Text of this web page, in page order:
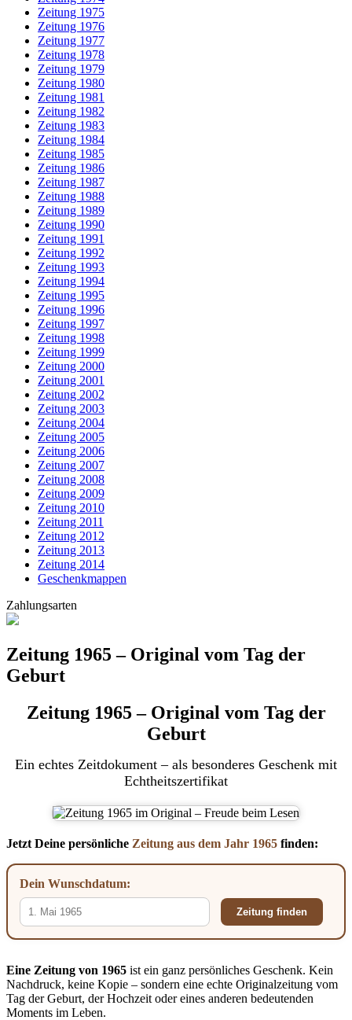
Zeitung 1975
Zeitung 1976
Zeitung 1977
Zeitung 1978
Zeitung 1979
Zeitung 1980
Zeitung 1981
Zeitung 1982
Zeitung 1983
Zeitung 1984
Zeitung 1985
Zeitung 1986
Zeitung 1987
Zeitung 1988
Zeitung 1989
Zeitung 1990
Zeitung 1991
Zeitung 1992
Zeitung 1993
Zeitung 1994
Zeitung 1995
Zeitung 1996
Zeitung 1997
Zeitung 1998
Zeitung 1999
Zeitung 2000
Zeitung 2001
Zeitung 2002
Zeitung 2003
Zeitung 2004
Zeitung 2005
Zeitung 2006
Zeitung 2007
Zeitung 2008
Zeitung 2009
Zeitung 2010
Zeitung 2011
Zeitung 2012
Zeitung 2013
Zeitung 2014
Geschenkmappen
Zahlungsarten
Zeitung 1965 – Original vom Tag der
Geburt
Zeitung 1965 – Original vom Tag der
Geburt
Ein echtes Zeitdokument – als besonderes Geschenk mit
Echtheitszertifikat
Jetzt Deine persönliche Zeitung aus dem Jahr 1965 finden:
Dein Wunschdatum:
Zeitung finden
Eine Zeitung von 1965 ist ein ganz persönliches Geschenk. Kein
Nachdruck, keine Kopie – sondern eine echte Originalzeitung vom
Tag der Geburt, der Hochzeit oder eines anderen bedeutenden
Moments im Leben.